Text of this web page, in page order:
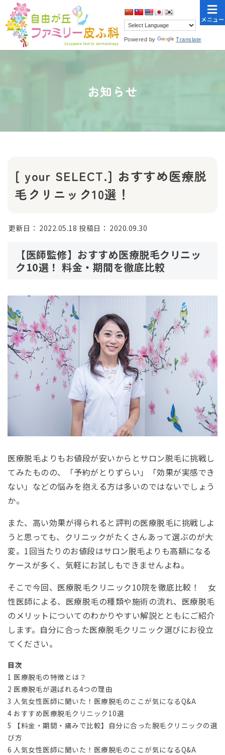
Powered by Translate
お知らせ
[ your SELECT.] おすすめ医療脱
毛クリニック10選！
更新日： 2022.05.18 投稿日： 2020.09.30
【医師監修】おすすめ医療脱毛クリニッ
ク10選！ 料金・期間を徹底比較
医療脱毛よりもお値段が安いからとサロン脱毛に挑戦し
てみたものの、「予約がとりずらい」「効果が実感でき
ない」などの悩みを抱える方は多いのではないでしょう
か。
また、高い効果が得られると評判の医療脱毛に挑戦しよ
うと思っても、クリニックがたくさんあって選ぶのが大
変。1回当たりのお値段はサロン脱毛よりも高額になる
ケースが多く、気軽にお試しもできませんよね。
そこで今回、医療脱毛クリニック10院を徹底比較！ 女
性医師による、医療脱毛の種類や施術の流れ、医療脱毛
のメリットについてのわかりやすい解説とともにご紹介
します。自分に合った医療脱毛クリニック選びにお役立
てください。
目次
1 医療脱毛の特徴とは？
2 医療脱毛が選ばれる4つの理由
3 人気女性医師に聞いた！医療脱毛のここが気になるQ&A
4 おすすめ医療脱毛クリニック10選
5 【料金・期間・痛みで比較】自分に合った脱毛クリニックの選
び方
6 人気女性医師に聞いた！医療脱毛のここが気になるQ&A
メニュー